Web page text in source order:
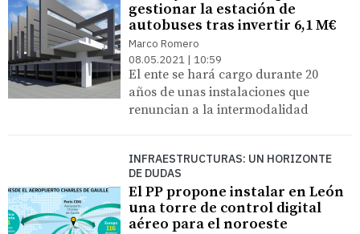
gestionar la estación de
autobuses tras invertir 6,1 M€
Marco Romero
08.05.2021 | 10:59
El ente se hará cargo durante 20
años de unas instalaciones que
renuncian a la intermodalidad
INFRAESTRUCTURAS: UN HORIZONTE
DE DUDAS
El PP propone instalar en León
una torre de control digital
aéreo para el noroeste